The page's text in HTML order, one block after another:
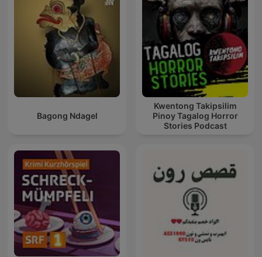
Bagong Ndagel
Kwentong Takipsilim
Pinoy Tagalog Horror
Stories Podcast